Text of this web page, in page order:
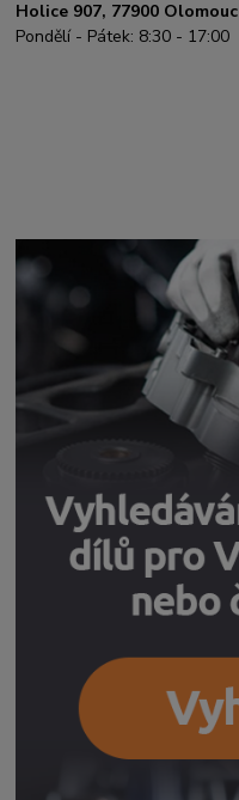
Holice 907, 77900 Olomouc
Pondělí - Pátek: 8:30 - 17:00